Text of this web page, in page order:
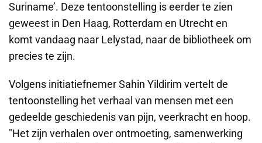
Suriname’. Deze tentoonstelling is eerder te zien
geweest in Den Haag, Rotterdam en Utrecht en
komt vandaag naar Lelystad, naar de bibliotheek om
precies te zijn.
Volgens initiatiefnemer Sahin Yildirim vertelt de
tentoonstelling het verhaal van mensen met een
gedeelde geschiedenis van pijn, veerkracht en hoop.
"Het zijn verhalen over ontmoeting, samenwerking